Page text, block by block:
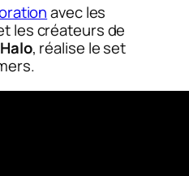
avec les
les créateurs de
Halo, réalise le set